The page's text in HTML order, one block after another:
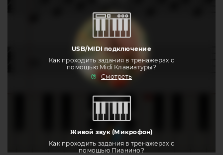
USB/MIDI подключение
Как проходить задания в тренажерах с
помощью Midi Клавиатуры?
Смотреть
Живой звук (Микрофон)
Как проходить задания в тренажерах с
помощью Пианино?
тренировать